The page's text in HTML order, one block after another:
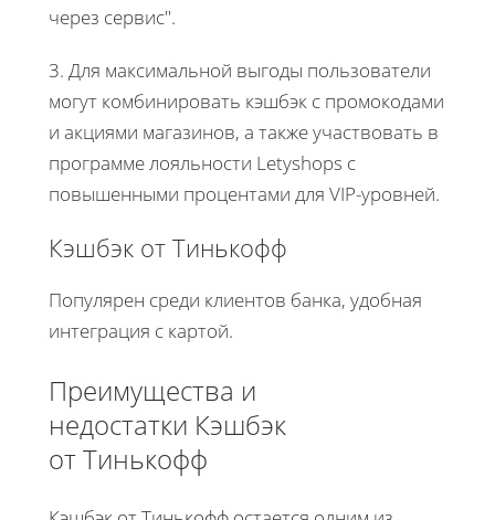
через сервис".
3. Для максимальной выгоды пользователи
могут комбинировать кэшбэк с промокодами
и акциями магазинов, а также участвовать в
программе лояльности Letyshops с
повышенными процентами для VIP-уровней.
Кэшбэк от Тинькофф
Популярен среди клиентов банка, удобная
интеграция с картой.
Преимущества и
недостатки Кэшбэк
от Тинькофф